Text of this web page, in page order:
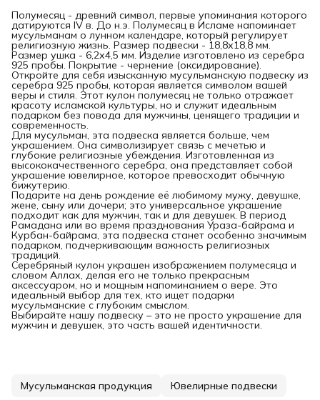
Полумесяц - древний символ, первые упоминания которого
датируются IV в. До н.э. Полумесяц в Исламе напоминает
мусульманам о лунном календаре, который регулирует
религиозную жизнь. Размер подвески - 18,8х18,8 мм.
Размер ушка - 6,2х4,5 мм. Изделие изготовлено из серебра
925 пробы. Покрытие - чернение (оксидирование).
Откройте для себя изысканную мусульманскую подвеску из
серебра 925 пробы, которая является символом вашей
веры и стиля. Этот кулон полумесяц не только отражает
красоту исламской культуры, но и служит идеальным
подарком без повода для мужчины, ценящего традиции и
современность.
Для мусульман, эта подвеска является больше, чем
украшением. Она символизирует связь с мечетью и
глубокие религиозные убеждения. Изготовленная из
высококачественного серебра, она представляет собой
украшение ювелирное, которое превосходит обычную
бижутерию.
Подарите на день рождение её любимому мужу, девушке,
жене, сыну или дочери; это универсальное украшение
подходит как для мужчин, так и для девушек. В период
Рамадана или во время празднования Ураза-байрама и
Курбан-байрама, эта подвеска станет особенно значимым
подарком, подчеркивающим важность религиозных
традиций.
Серебряный кулон украшен изображением полумесяца и
словом Аллах, делая его не только прекрасным
аксессуаром, но и мощным напоминанием о вере. Это
идеальный выбор для тех, кто ищет подарки
мусульманские с глубоким смыслом.
Выбирайте нашу подвеску – это не просто украшение для
мужчин и девушек, это часть вашей идентичности.
Мусульманская продукция Ювелирные подвески